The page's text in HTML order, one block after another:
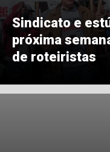
Sindicato e
próxima
de roteiristas